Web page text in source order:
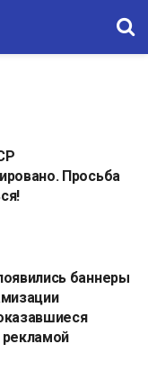
Просьба
баннеры
рекламой